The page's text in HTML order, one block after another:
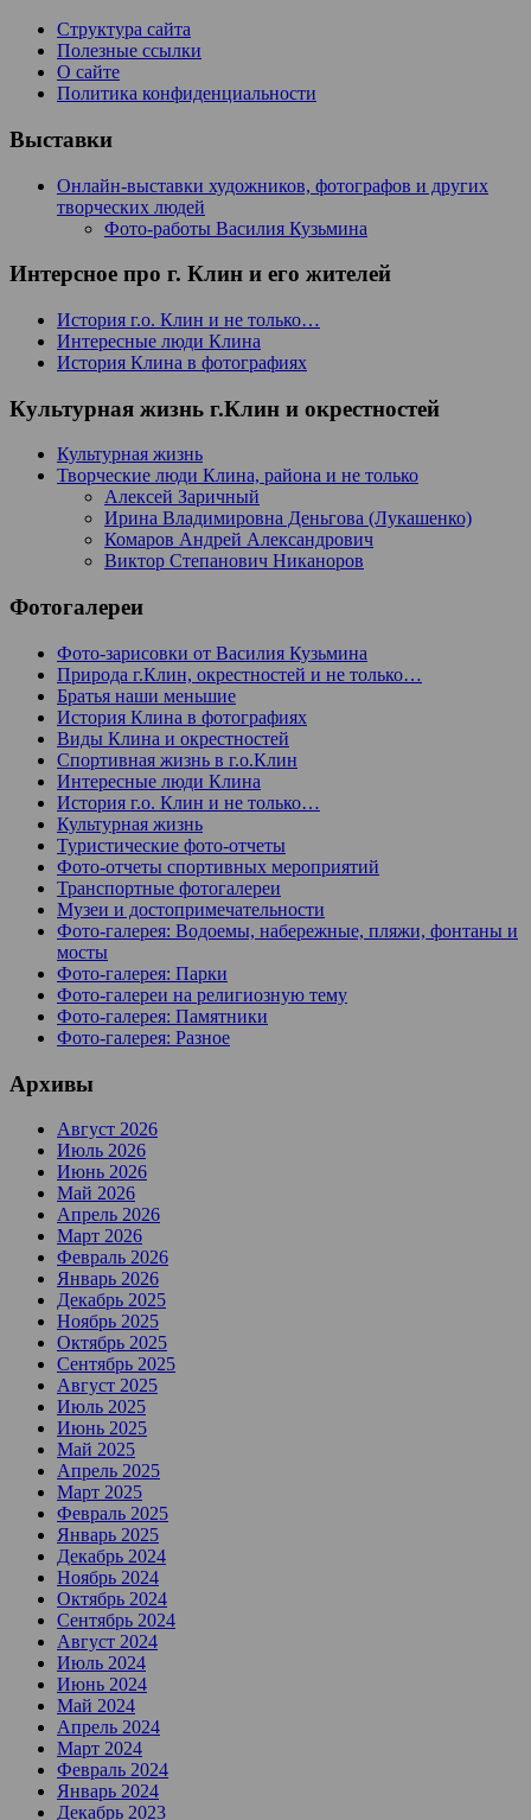
Структура сайта
Полезные ссылки
О сайте
Политика конфиденциальности
Выставки
Онлайн-выставки художников, фотографов и других
творческих людей
Фото-работы Василия Кузьмина
Интерсное про г. Клин и его жителей
История г.о. Клин и не только…
Интересные люди Клина
История Клина в фотографиях
Культурная жизнь г.Клин и окрестностей
Культурная жизнь
Творческие люди Клина, района и не только
Алексей Заричный
Ирина Владимировна Деньгова (Лукашенко)
Комаров Андрей Александрович
Виктор Степанович Никаноров
Фотогалереи
Фото-зарисовки от Василия Кузьмина
Природа г.Клин, окрестностей и не только…
Братья наши меньшие
История Клина в фотографиях
Виды Клина и окрестностей
Спортивная жизнь в г.о.Клин
Интересные люди Клина
История г.о. Клин и не только…
Культурная жизнь
Туристические фото-отчеты
Фото-отчеты спортивных мероприятий
Транспортные фотогалереи
Музеи и достопримечательности
Фото-галерея: Водоемы, набережные, пляжи, фонтаны и
мосты
Фото-галерея: Парки
Фото-галереи на религиозную тему
Фото-галерея: Памятники
Фото-галерея: Разное
Архивы
Август 2026
Июль 2026
Июнь 2026
Май 2026
Апрель 2026
Март 2026
Февраль 2026
Январь 2026
Декабрь 2025
Ноябрь 2025
Октябрь 2025
Сентябрь 2025
Август 2025
Июль 2025
Июнь 2025
Май 2025
Апрель 2025
Март 2025
Февраль 2025
Январь 2025
Декабрь 2024
Ноябрь 2024
Октябрь 2024
Сентябрь 2024
Август 2024
Июль 2024
Июнь 2024
Май 2024
Апрель 2024
Март 2024
Февраль 2024
Январь 2024
Декабрь 2023